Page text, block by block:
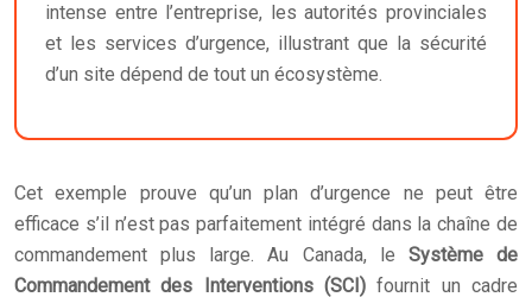
intense entre l’entreprise, les autorités provinciales
et les services d’urgence, illustrant que la sécurité
d’un site dépend de tout un écosystème.
Cet exemple prouve qu’un plan d’urgence ne peut être
efficace s’il n’est pas parfaitement intégré dans la chaîne de
commandement plus large. Au Canada, le Système de
Commandement des Interventions (SCI) fournit un cadre